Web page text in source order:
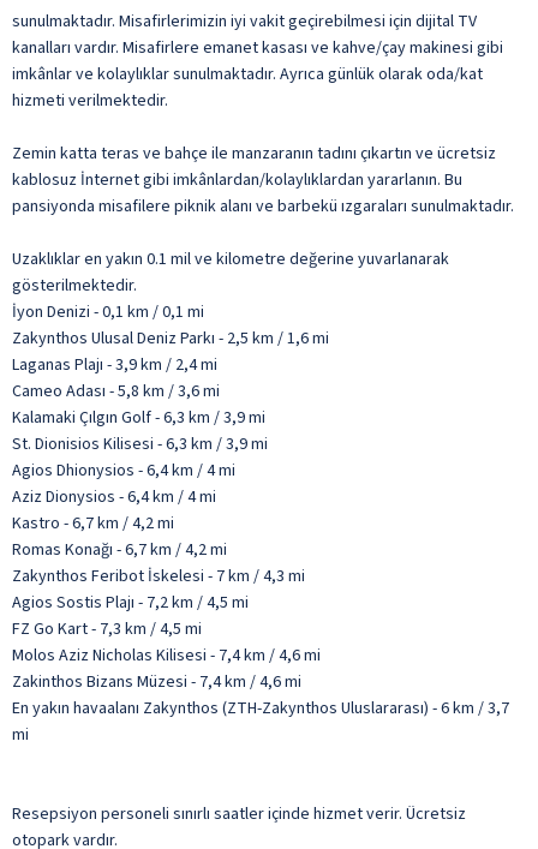
sunulmaktadır. Misafirlerimizin iyi vakit geçirebilmesi için dijital TV
kanalları vardır. Misafirlere emanet kasası ve kahve/çay makinesi gibi
imkânlar ve kolaylıklar sunulmaktadır. Ayrıca günlük olarak oda/kat
hizmeti verilmektedir.
Zemin katta teras ve bahçe ile manzaranın tadını çıkartın ve ücretsiz
kablosuz İnternet gibi imkânlardan/kolaylıklardan yararlanın. Bu
pansiyonda misafilere piknik alanı ve barbekü ızgaraları sunulmaktadır.
Uzaklıklar en yakın 0.1 mil ve kilometre değerine yuvarlanarak
gösterilmektedir.
İyon Denizi - 0,1 km / 0,1 mi
Zakynthos Ulusal Deniz Parkı - 2,5 km / 1,6 mi
Laganas Plajı - 3,9 km / 2,4 mi
Cameo Adası - 5,8 km / 3,6 mi
Kalamaki Çılgın Golf - 6,3 km / 3,9 mi
St. Dionisios Kilisesi - 6,3 km / 3,9 mi
Agios Dhionysios - 6,4 km / 4 mi
Aziz Dionysios - 6,4 km / 4 mi
Kastro - 6,7 km / 4,2 mi
Romas Konağı - 6,7 km / 4,2 mi
Zakynthos Feribot İskelesi - 7 km / 4,3 mi
Agios Sostis Plajı - 7,2 km / 4,5 mi
FZ Go Kart - 7,3 km / 4,5 mi
Molos Aziz Nicholas Kilisesi - 7,4 km / 4,6 mi
Zakinthos Bizans Müzesi - 7,4 km / 4,6 mi
En yakın havaalanı Zakynthos (ZTH-Zakynthos Uluslararası) - 6 km / 3,7
mi
Resepsiyon personeli sınırlı saatler içinde hizmet verir. Ücretsiz
otopark vardır.